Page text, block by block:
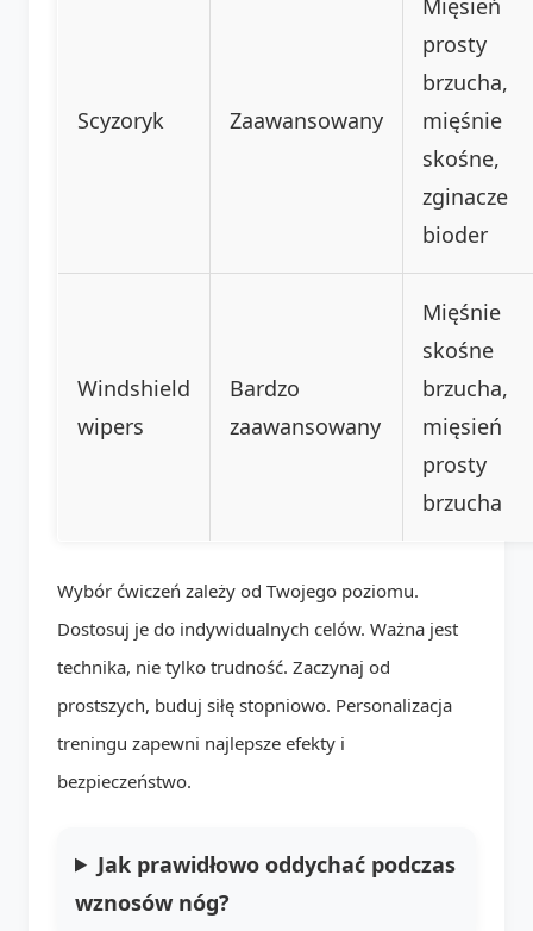
Scyzoryk Zaawansowany
prosty
brzucha,
mięśnie
skośne,
zginacze
bioder
Windshield
wipers
Bardzo
zaawansowany
Mięśnie
skośne
brzucha,
mięsień
prosty
brzucha
Wybór ćwiczeń zależy od Twojego poziomu.
Dostosuj je do indywidualnych celów. Ważna jest
technika, nie tylko trudność. Zaczynaj od
prostszych, buduj siłę stopniowo. Personalizacja
treningu zapewni najlepsze efekty i
bezpieczeństwo.
Jak prawidłowo oddychać podczas
wznosów nóg?